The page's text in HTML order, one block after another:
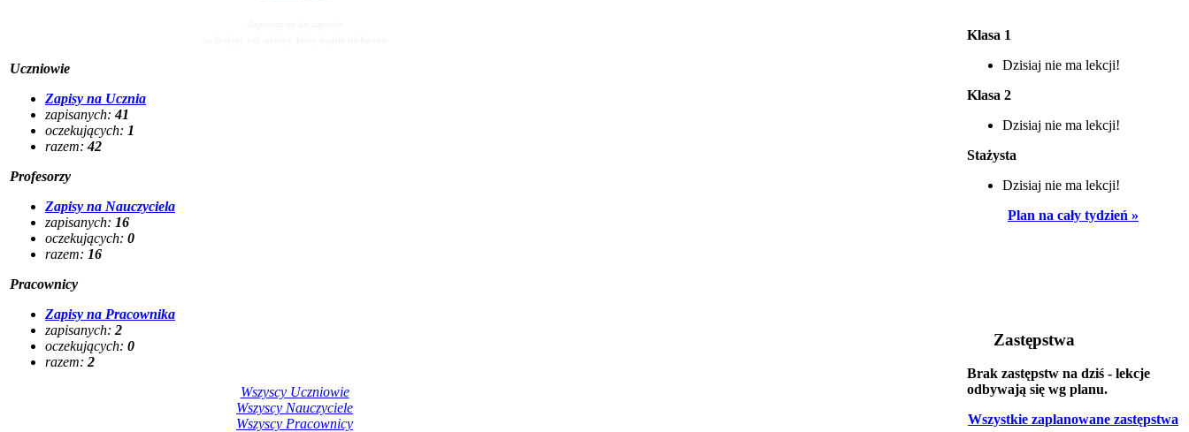
Uczniowie
Zapisy na Ucznia
zapisanych:41
oczekujących: 1
razem:42
Profesorzy
Zapisy na Nauczyciela
zapisanych: 16
oczekujących: 0
razem: 16
Pracownicy
Zapisy na Pracownika
zapisanych: 2
oczekujących: 0
razem: 2
Wszyscy Uczniowie
Wszyscy Nauczyciele
Wszyscy Pracownicy
Klasa 1
Dzisiaj nie ma lekcji!
Klasa 2
Dzisiaj nie ma lekcji!
Stażysta
Dzisiaj nie ma lekcji!
Plan na cały tydzień »
Zastępstwa
Brak zastępstw na dziś - lekcje
odbywają się wg planu.
Wszystkie zaplanowane zastępstwa